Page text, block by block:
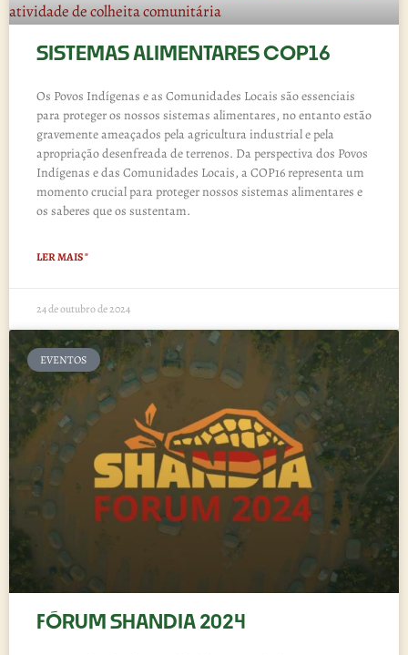
SISTEMAS ALIMENTARES COP16
Os Povos Indígenas e as Comunidades Locais são essenciais
para proteger os nossos sistemas alimentares, no entanto estão
gravemente ameaçados pela agricultura industrial e pela
apropriação desenfreada de terrenos. Da perspectiva dos Povos
Indígenas e das Comunidades Locais, a COP16 representa um
momento crucial para proteger nossos sistemas alimentares e
os saberes que os sustentam.
LER MAIS "
24 de outubro de 2024
EVENTOS
FÓRUM SHANDIA 2024